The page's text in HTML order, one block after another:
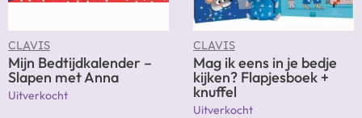
CLAVIS
Mijn Bedtijdkalender –
Slapen met Anna
Uitverkocht
CLAVIS
Mag ik eens in je bedje
kijken? Flapjesboek +
knuffel
Uitverkocht